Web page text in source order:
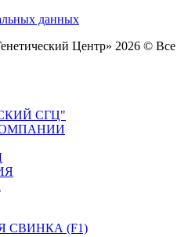
данных
Центр» 2026 © Все
СГЦ"
СВИНКА (F1)